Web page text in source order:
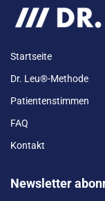
Startseite
Dr. Leu®-Methode
Patientenstimmen
FAQ
Kontakt
Newsletter